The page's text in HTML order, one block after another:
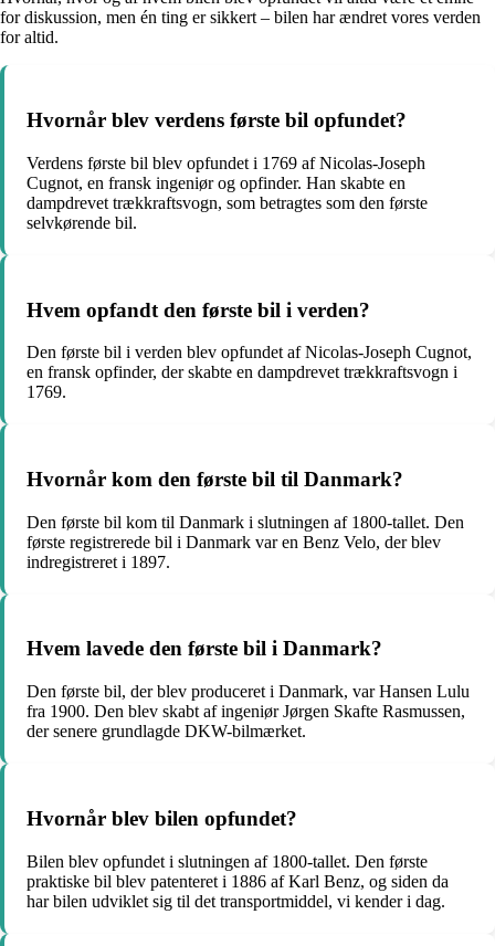
for diskussion, men én ting er sikkert – bilen har ændret vores verden
for altid.
Hvornår blev verdens første bil opfundet?
Verdens første bil blev opfundet i 1769 af Nicolas-Joseph
Cugnot, en fransk ingeniør og opfinder. Han skabte en
dampdrevet trækkraftsvogn, som betragtes som den første
selvkørende bil.
Hvem opfandt den første bil i verden?
Den første bil i verden blev opfundet af Nicolas-Joseph Cugnot,
en fransk opfinder, der skabte en dampdrevet trækkraftsvogn i
1769.
Hvornår kom den første bil til Danmark?
Den første bil kom til Danmark i slutningen af 1800-tallet. Den
første registrerede bil i Danmark var en Benz Velo, der blev
indregistreret i 1897.
Hvem lavede den første bil i Danmark?
Den første bil, der blev produceret i Danmark, var Hansen Lulu
fra 1900. Den blev skabt af ingeniør Jørgen Skafte Rasmussen,
der senere grundlagde DKW-bilmærket.
Hvornår blev bilen opfundet?
Bilen blev opfundet i slutningen af 1800-tallet. Den første
praktiske bil blev patenteret i 1886 af Karl Benz, og siden da
har bilen udviklet sig til det transportmiddel, vi kender i dag.